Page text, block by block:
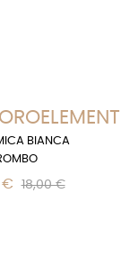
BIANCA
€ 18,00 €